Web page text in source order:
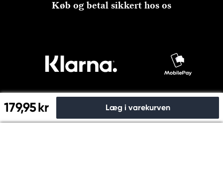
179,95 kr Læg i varekurven
Køb og betal sikkert hos os